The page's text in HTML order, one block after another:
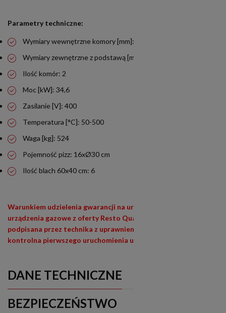
Parametry techniczne:
Wymiary wewnętrzne komory [mm]: 1240x1260x180
Wymiary zewnętrzne z podstawą [mm]: 1640x1540x1940
Ilość komór: 2
Moc [kW]: 34,6
Zasilanie [V]: 400
Temperatura [°C]: 50-500
Waga [kg]: 524
Pojemność pizz: 16xØ30 cm
Ilość blach 60x40 cm: 6
Warunkiem udzielenia gwarancji na urządzenia siłowe (400V) i
urządzenia gazowe z oferty Resto Quality jest wypełniona i
podpisana przez technika z uprawnieniami (E1,E3) lista
kontrolna pierwszego uruchomienia urządzenia
DANE TECHNICZNE
BEZPIECZEŃSTWO